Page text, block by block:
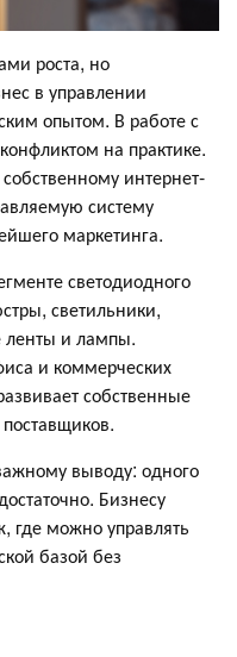
роста, но
в управлении
опытом. В работе с
на практике.
интернет-
систему
маркетинга.
светодиодного
светильники,
ленты и лампы.
и коммерческих
собственные
выводу: одного
Бизнесу
где можно управлять
базой без